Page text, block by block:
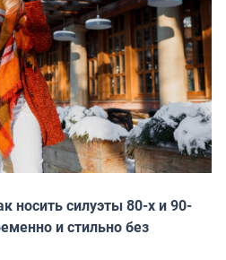
носить силуэты 80-х и 90-
и стильно без